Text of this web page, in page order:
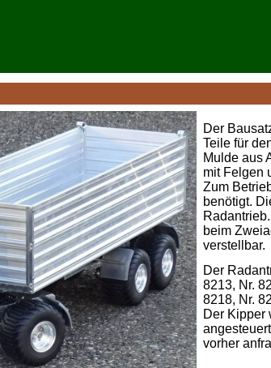
Der
Teile für
Mulde aus
mit Felgen
Zum
benötigt.
beim
verstellbar.
Der
8213, Nr.
8218, Nr.
Der Kipper
vorher